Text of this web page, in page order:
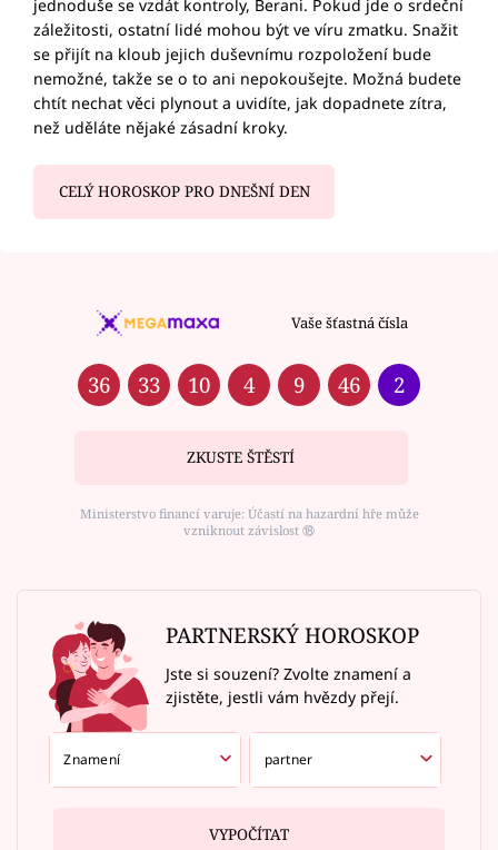
jednoduše se vzdát kontroly, Berani. Pokud jde o srdeční
záležitosti, ostatní lidé mohou být ve víru zmatku. Snažit
se přijít na kloub jejich duševnímu rozpoložení bude
nemožné, takže se o to ani nepokoušejte. Možná budete
chtít nechat věci plynout a uvidíte, jak dopadnete zítra,
než uděláte nějaké zásadní kroky.
CELÝ HOROSKOP PRO DNEŠNÍ DEN
Vaše šťastná čísla
36 33 10 4 9 46 2
ZKUSTE ŠTĚSTÍ
Ministerstvo financí varuje: Účastí na hazardní hře může
vzniknout závislost ⑱
PARTNERSKÝ HOROSKOP
Jste si souzení? Zvolte znamení a
zjistěte, jestli vám hvězdy přejí.
VYPOČÍTAT